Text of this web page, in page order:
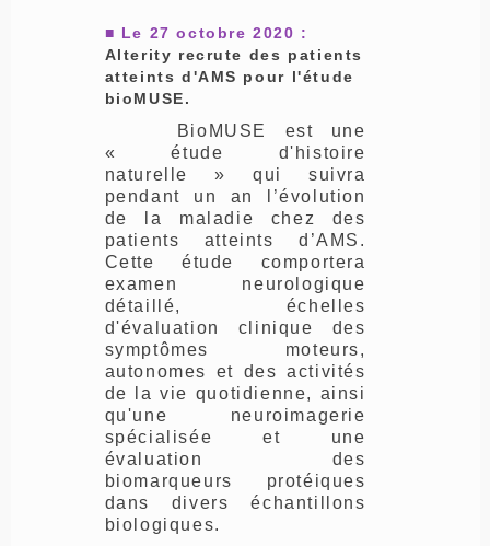
■ Le 27 octobre 2020 :
Alterity recrute des patients
atteints d'AMS pour l'étude
bioMUSE.
BioMUSE est une
« étude d'histoire
naturelle » qui suivra
pendant un an l’évolution
de la maladie chez des
patients atteints d’AMS.
Cette étude comportera
examen neurologique
détaillé, échelles
d'évaluation clinique des
symptômes moteurs,
autonomes et des activités
de la vie quotidienne, ainsi
qu'une neuroimagerie
spécialisée et une
évaluation des
biomarqueurs protéiques
dans divers échantillons
biologiques.